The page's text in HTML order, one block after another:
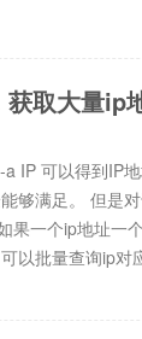
取大量ip
IP 可以得到IP
够满足。 但是
果一个ip地址一
以批量查询ip对